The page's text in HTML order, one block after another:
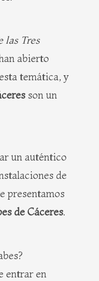
las Tres
abierto
temática, y
son un
un auténtico
de
presentamos
de Cáceres.
entrar en